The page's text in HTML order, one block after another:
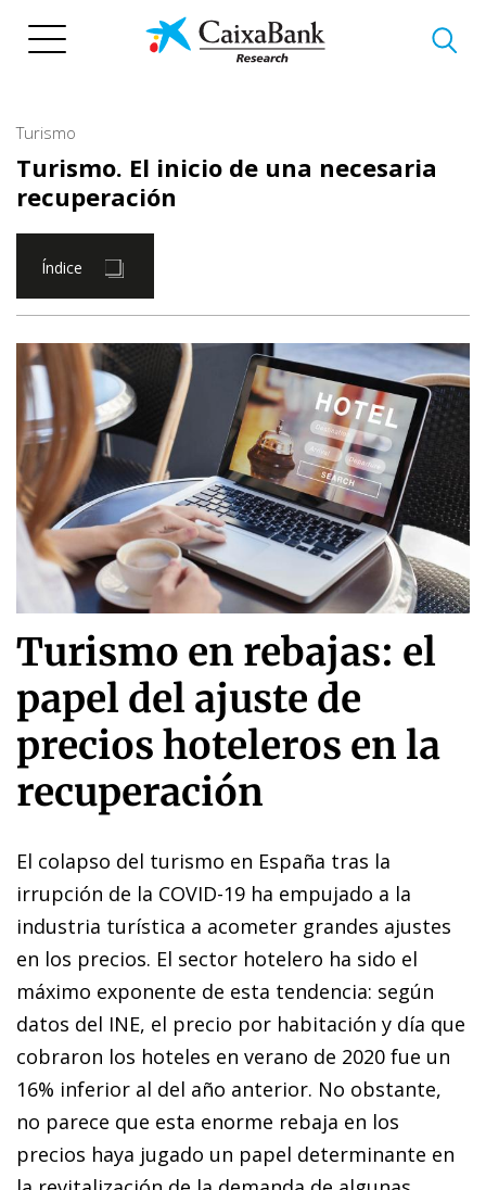
Turismo
Turismo. El inicio de una necesaria
recuperación
Índice
Turismo en rebajas: el
papel del ajuste de
precios hoteleros en la
recuperación
El colapso del turismo en España tras la
irrupción de la COVID-19 ha empujado a la
industria turística a acometer grandes ajustes
en los precios. El sector hotelero ha sido el
máximo exponente de esta tendencia: según
datos del INE, el precio por habitación y día que
cobraron los hoteles en verano de 2020 fue un
16% inferior al del año anterior. No obstante,
no parece que esta enorme rebaja en los
precios haya jugado un papel determinante en